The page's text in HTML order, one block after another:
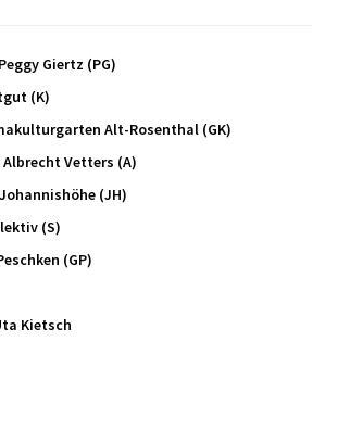
Giertz (PG)
(K)
Alt-Rosenthal (GK)
Vetters (A)
(JH)
(S)
(GP)
Kietsch